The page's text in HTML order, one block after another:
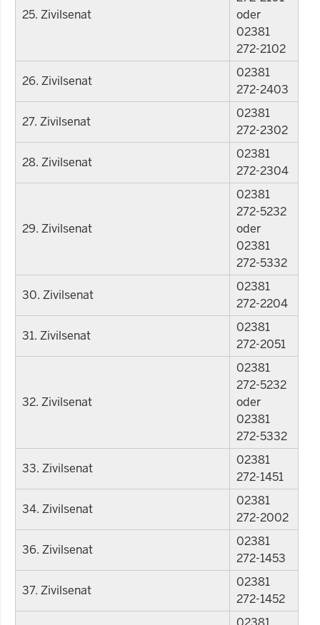
25. Zivilsenat
oder
02381
272-2102
26. Zivilsenat
02381
272-2403
27. Zivilsenat
02381
272-2302
28. Zivilsenat
02381
272-2304
29. Zivilsenat
02381
272-5232
oder
02381
272-5332
30. Zivilsenat
02381
272-2204
31. Zivilsenat
02381
272-2051
32. Zivilsenat
02381
272-5232
oder
02381
272-5332
33. Zivilsenat
02381
272-1451
34. Zivilsenat
02381
272-2002
36. Zivilsenat
02381
272-1453
37. Zivilsenat
02381
272-1452